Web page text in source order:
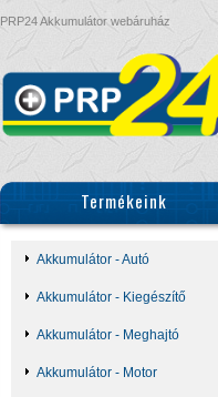
PRP24 Akkumulátor webáruház
Termékeink
Akkumulátor - Autó
Akkumulátor - Kiegészítő
Akkumulátor - Meghajtó
Akkumulátor - Motor